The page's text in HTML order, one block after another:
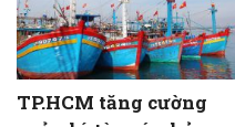
TP.HCM tăng cường